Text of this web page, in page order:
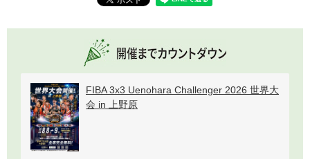
FIBA 3x3 Uenohara Challenger 2026 世界大
会 in 上野原